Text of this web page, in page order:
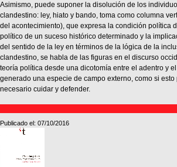
Asimismo, puede suponer la disolución de los
clandestino: ley, hiato y bando, toma como columna
del acontecimiento), que expresa la condición política
político de un suceso histórico determinado y la
del sentido de la ley en términos de la lógica de la
clandestino, se habla de las figuras en el discurso
teoría política desde una dicotomía entre el adentro y
generado una especie de campo externo, como si
necesario cuidar y defender.
Publicado el: 07/10/2016